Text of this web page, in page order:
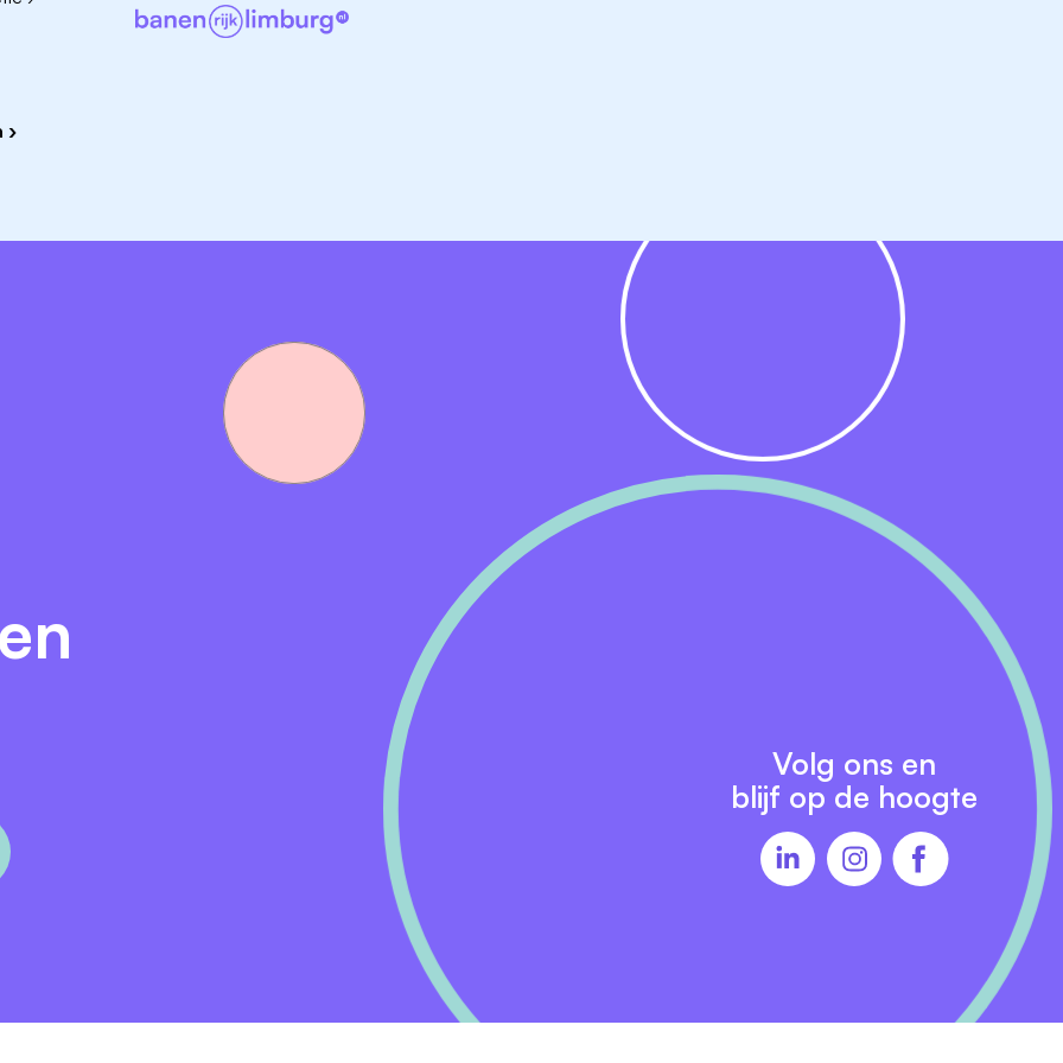
voor 24 tot 36 uur per week. Het aantal uren is
Dit bespreken we natuurlijk graag met jou tijdens
om door te groeien naar specialistisch echografist
jou uitkomt en in overleg met je leidinggevende (op basis
twee extra maandsalarissen per jaar!
06-10026884
. Sluit je aan bij ons
of -middag en beproef zelf het vak en de sfeer.
Elhabziz via bovengenoemde contactgegevens.
›
Volg ons en
blijf op de hoogte